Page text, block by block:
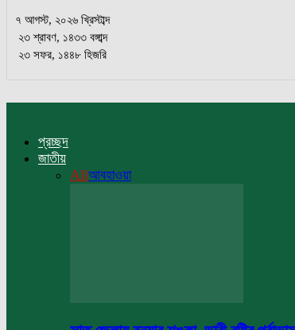
৭ আগস্ট, ২০২৬ খ্রিস্টাব্দ
২৩ শ্রাবণ, ১৪৩৩ বঙ্গাব্দ
২৩ সফর, ১৪৪৮ হিজরি
প্রচ্ছদ
জাতীয়
Allআবহাওয়া